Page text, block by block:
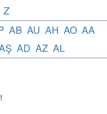
Z
AB AU AH AO AA
AD AZ AL